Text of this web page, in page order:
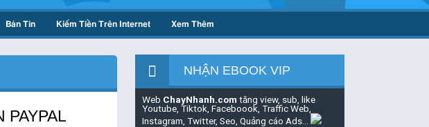
Bản Tin Kiếm Tiền Trên Internet Xem Thêm
PAYPAL
NHẬN EBOOK VIP
Web ChayNhanh.com tăng view, sub, like
Youtube, Tiktok, Faceboook, Traffic Web,
Instagram, Twitter, Seo, Quảng cáo Ads...